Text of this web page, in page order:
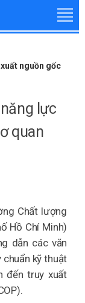
nguồn gốc
lực
quan
Chất lượng
Hồ Chí Minh)
dẫn các văn
chuẩn kỹ thuật
đến truy xuất